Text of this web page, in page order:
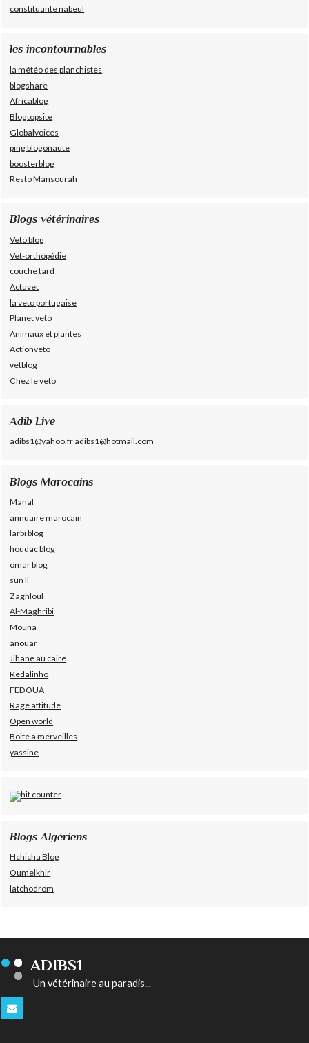
constituante nabeul
les incontournables
la météo des planchistes
blogshare
Africablog
Blogtopsite
Globalvoices
ping blogonaute
boosterblog
Resto Mansourah
Blogs vétérinaires
Veto blog
Vet-orthopédie
couche tard
Actuvet
la veto portugaise
Planet veto
Animaux et plantes
Actionveto
vetblog
Chez le veto
Adib Live
adibs1@yahoo.fr adibs1@hotmail.com
Blogs Marocains
Manal
annuaire marocain
larbi blog
houdac blog
omar blog
sun li
Zaghloul
Al-Maghribi
Mouna
anouar
Jihane au caire
Redalinho
FEDOUA
Rage attitude
Open world
Boite a merveilles
yassine
Blogs Algériens
Hchicha Blog
Oumelkhir
latchodrom
ADIBS1
Un vétérinaire au paradis...